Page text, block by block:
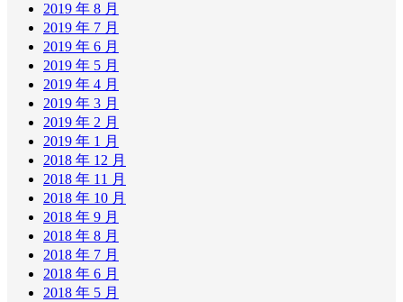
2019 年 8 月
2019 年 7 月
2019 年 6 月
2019 年 5 月
2019 年 4 月
2019 年 3 月
2019 年 2 月
2019 年 1 月
2018 年 12 月
2018 年 11 月
2018 年 10 月
2018 年 9 月
2018 年 8 月
2018 年 7 月
2018 年 6 月
2018 年 5 月